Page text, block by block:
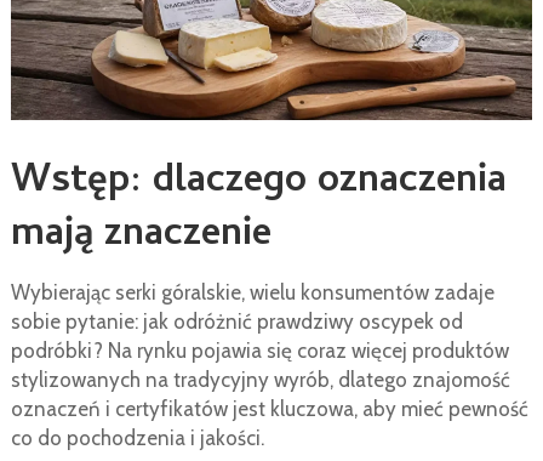
Wstęp: dlaczego oznaczenia
mają znaczenie
Wybierając serki góralskie, wielu konsumentów zadaje
sobie pytanie: jak odróżnić prawdziwy oscypek od
podróbki? Na rynku pojawia się coraz więcej produktów
stylizowanych na tradycyjny wyrób, dlatego znajomość
oznaczeń i certyfikatów jest kluczowa, aby mieć pewność
co do pochodzenia i jakości.